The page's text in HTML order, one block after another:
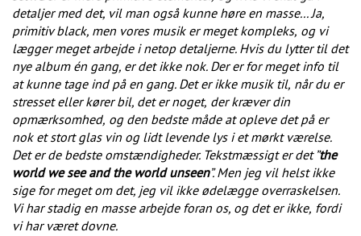
detaljer med det, vil man også kunne høre en masse... Ja,
primitiv black, men vores musik er meget kompleks, og vi
lægger meget arbejde i netop detaljerne. Hvis du lytter til det
nye album én gang, er det ikke nok. Der er for meget info til
at kunne tage ind på en gang. Det er ikke musik til, når du er
stresset eller kører bil, det er noget, der kræver din
opmærksomhed, og den bedste måde at opleve det på er
nok et stort glas vin og lidt levende lys i et mørkt værelse.
Det er de bedste omstændigheder. Tekstmæssigt er det ”the
world we see and the world unseen”. Men jeg vil helst ikke
sige for meget om det, jeg vil ikke ødelægge overraskelsen.
Vi har stadig en masse arbejde foran os, og det er ikke, fordi
vi har været dovne.